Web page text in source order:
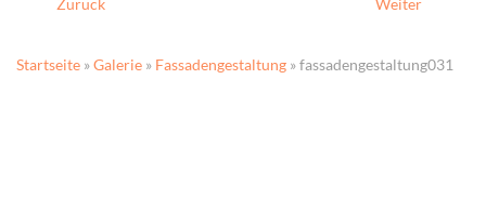
Startseite »Galerie » Fassadengestaltung » fassadengestaltung031